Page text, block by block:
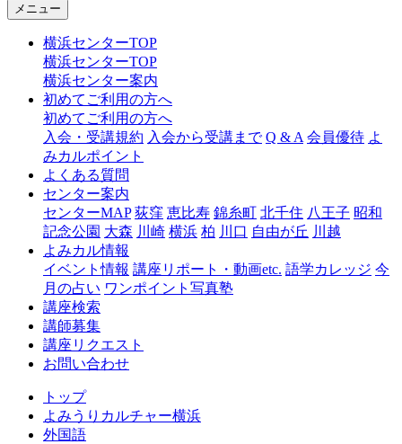
ャ
浜
メニュー
横浜センターTOP
横浜センターTOP
横浜センター案内
初めてご利用の方へ
初めてご利用の方へ
入会・受講規約 入会から受講まで Q & A 会員優待 よ
みカルポイント
よくある質問
センター案内
センターMAP 荻窪 恵比寿 錦糸町 北千住 八王子 昭和
記念公園 大森 川崎 横浜 柏 川口 自由が丘 川越
よみカル情報
イベント情報 講座リポート・動画etc. 語学カレッジ 今
月の占い ワンポイント写真塾
講座検索
講師募集
講座リクエスト
お問い合わせ
トップ
よみうりカルチャー横浜
外国語